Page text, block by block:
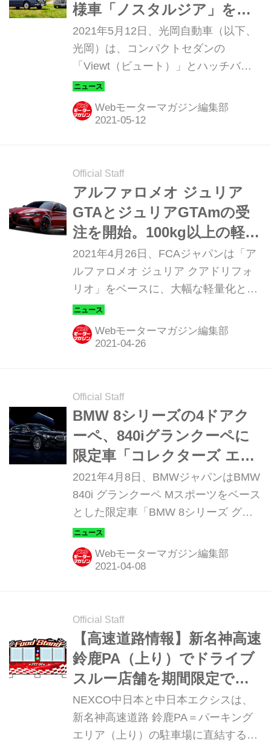
様車「ノスタルジア」を設
定
2021年5月12日、光岡自動車（以下、
光岡）は、コンパクトセダンの
「Viewt（ビュート）」とハッチバッ
クの「ビュートなでしこ」に特別仕様
車「nostalgia（ノスタルジア）」を設
定して発売した。これは2021年12月
Webモーターマガジン編集部
Official Staff
アルファロメオ ジュリア
GTAとジュリアGTAmの受
注を開始。100kg以上の軽量
化を果たした、世界500台限
定車
2021年4月26日、FCAジャパンは「ア
ルファロメオ ジュリア クアドリフォ
リオ」をベースに、大幅な軽量化とと
もに高出力化を実現した「ジュリア
GTA」および「ジュリアGTAm」を設
定し、全国のアルファロメオ正規ディ
第、受注生産に入る。車両価格（消費
税含む）は、「ジュリア GTA」が
2064万円、「ジュリアGTAm」は2198
万円。このモデルはアルファロメオ創
立110周年を記念して開発されたモデ
ルで、2020年3月にイタリア本国で発
表された。
Webモーターマガジン編集部
Official Staff
BMW 8シリーズの4ドアク
ーペ、840iグランクーペに
限定車「コレクターズ エデ
ィション」登場
2021年4月8日、BMWジャパンはBMW
840i グランクーペ Mスポーツをベース
とした限定車「BMW 8シリーズ グラ
ンクーペ コレクターズ エディション
（8 Series Gran Coupe Collectors
Edition）」を発表した。この限定車は
はBMWオンラインストアならびに全
国のBMW正規ディーラーで受け付け
る。
Webモーターマガジン編集部
Official Staff
【高速道路情報】新名神高速
鈴鹿PA（上り）でドライブ
スルー店舗を期間限定でオ
ープン！
NEXCO中日本と中日本エクシスは、
新名神高速道路 鈴鹿PA＝パーキング
エリア（上り）の駐車場に直結するド